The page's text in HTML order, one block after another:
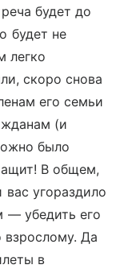
будет до
будет не
легко
скоро снова
его семьи
(и
было
В общем,
угораздило
— убедить его
взрослому. Да
в